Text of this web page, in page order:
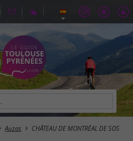
Auzas CHÂTEAU DE MONTRÉAL DE SOS